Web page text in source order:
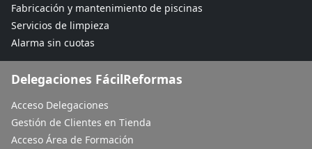
Fabricación y mantenimiento de piscinas
Servicios de limpieza
Alarma sin cuotas
Delegaciones FácilReformas
Acceso Delegaciones
Gestión de Clientes en Tienda
Acceso Área de Formación